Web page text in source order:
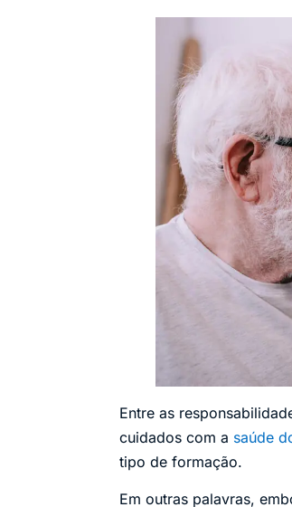
Entre as
cuidados com a saúde
tipo de formação.
Em outras palavras,